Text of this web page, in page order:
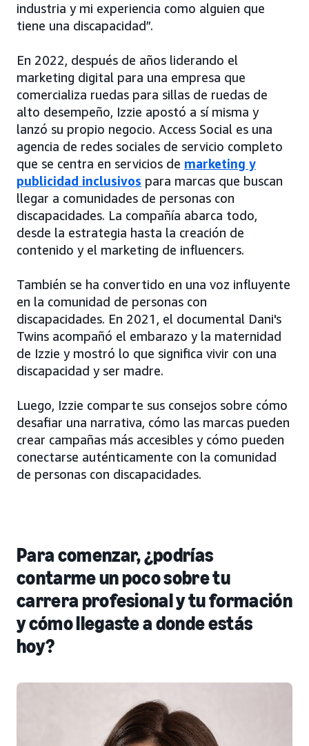
industria y mi experiencia como alguien que
tiene una discapacidad”.
En 2022, después de años liderando el
marketing digital para una empresa que
comercializa ruedas para sillas de ruedas de
alto desempeño, Izzie apostó a sí misma y
lanzó su propio negocio. Access Social es una
agencia de redes sociales de servicio completo
que se centra en servicios de marketing y
publicidad inclusivos para marcas que buscan
llegar a comunidades de personas con
discapacidades. La compañía abarca todo,
desde la estrategia hasta la creación de
contenido y el marketing de influencers.
También se ha convertido en una voz influyente
en la comunidad de personas con
discapacidades. En 2021, el documental Dani's
Twins acompañó el embarazo y la maternidad
de Izzie y mostró lo que significa vivir con una
discapacidad y ser madre.
Luego, Izzie comparte sus consejos sobre cómo
desafiar una narrativa, cómo las marcas pueden
crear campañas más accesibles y cómo pueden
conectarse auténticamente con la comunidad
de personas con discapacidades.
Para comenzar, ¿podrías
contarme un poco sobre tu
carrera profesional y tu formación
y cómo llegaste a donde estás
hoy?